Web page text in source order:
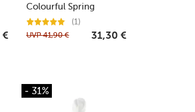
€
Colourful Spring
(1)
UVP41,90 € 31,30 €
- 31%